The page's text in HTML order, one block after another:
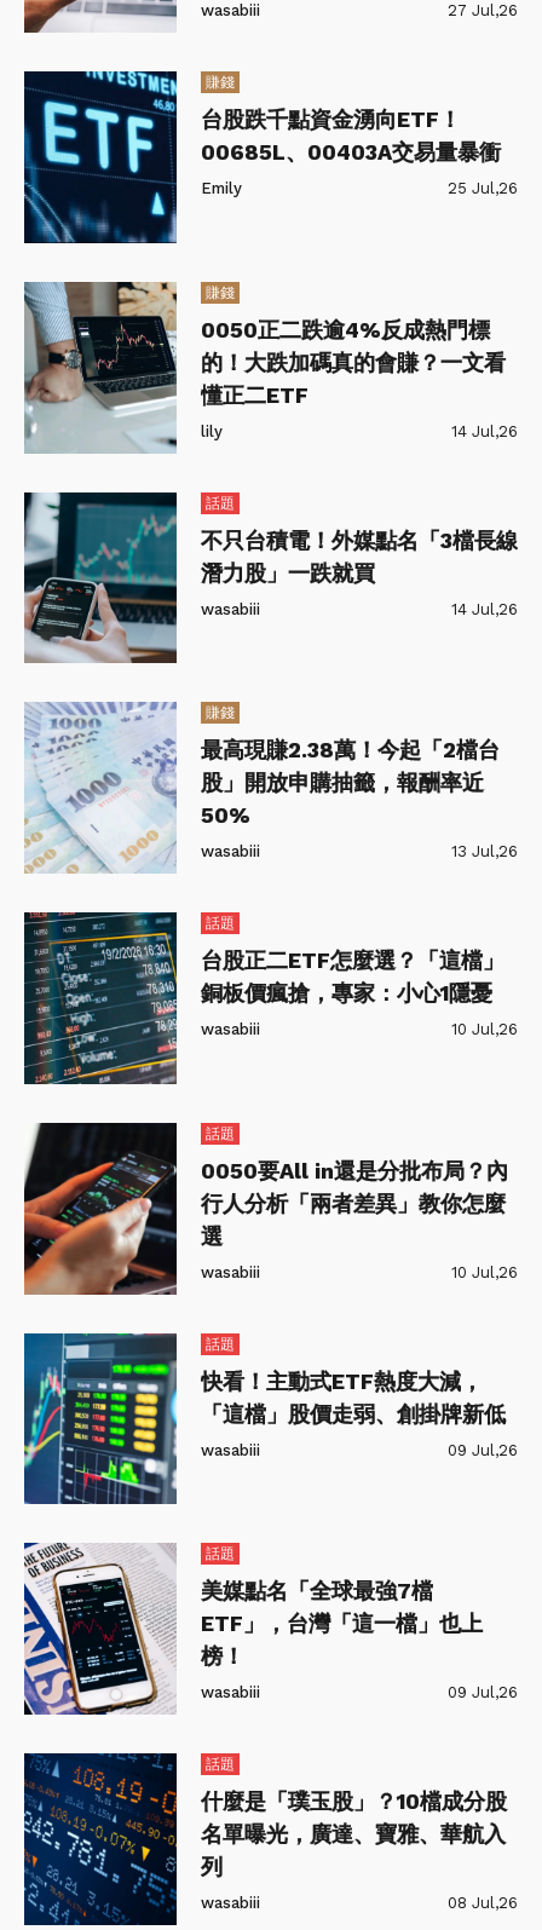
wasabiii 27 Jul,26
賺錢
台股跌千點資金湧向ETF！
00685L、00403A交易量暴衝
Emily 25 Jul,26
賺錢
0050正二跌逾4%反成熱門標
的！大跌加碼真的會賺？一文看
懂正二ETF
lily 14 Jul,26
話題
不只台積電！外媒點名「3檔長線
潛力股」一跌就買
wasabiii 14 Jul,26
賺錢
最高現賺2.38萬！今起「2檔台
股」開放申購抽籤，報酬率近
50%
wasabiii 13 Jul,26
話題
台股正二ETF怎麼選？「這檔」
銅板價瘋搶，專家：小心1隱憂
wasabiii 10 Jul,26
話題
0050要All in還是分批布局？內
行人分析「兩者差異」教你怎麼
選
wasabiii 10 Jul,26
話題
快看！主動式ETF熱度大減，
「這檔」股價走弱、創掛牌新低
wasabiii 09 Jul,26
話題
美媒點名「全球最強7檔
ETF」，台灣「這一檔」也上
榜！
wasabiii 09 Jul,26
話題
什麼是「璞玉股」？10檔成分股
名單曝光，廣達、寶雅、華航入
列
wasabiii 08 Jul,26